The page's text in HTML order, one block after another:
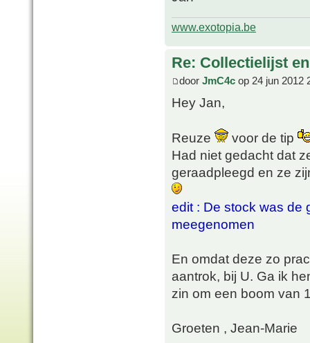
www.exotopia.be
Re: Collectielijst
door JmC4c op 24 jun 2012
Hey Jan,
Reuze
voor de tip
Had niet gedacht dat
geraadpleegd en ze
edit : De stock was de
meegenomen
En omdat deze zo
aantrok, bij U. Ga ik
zin om een boom van
Groeten , Jean-Marie